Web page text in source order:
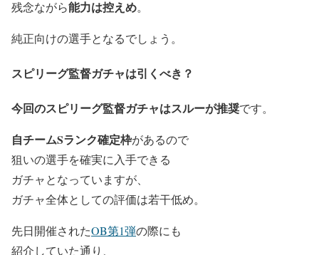
残念ながら能力は控えめ。
純正向けの選手となるでしょう。
スピリーグ監督ガチャは引くべき？
今回のスピリーグ監督ガチャはスルーが推奨です。
自チームSランク確定枠があるので
狙いの選手を確実に入手できる
ガチャとなっていますが、
ガチャ全体としての評価は若干低め。
先日開催されたOB第1弾の際にも
紹介していた通り、